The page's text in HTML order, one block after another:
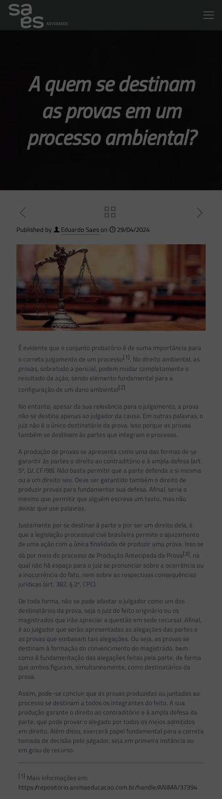
A quem se destinam
as provas em um
processo ambiental?
Published by Eduardo Saeson 29/04/2024
É evidente que o conjunto probatório é de suma importância para
o correto julgamento de um processo[1]. No direito ambiental, as
provas, sobretudo a pericial, podem mudar completamente o
resultado da ação, sendo elemento fundamental para a
configuração de um dano ambiental[2].
No entanto, apesar da sua relevância para o julgamento, a prova
não se destina apenas ao julgador da causa. Em outras palavras, o
juiz não é o único destinatário da prova. Isso porque as provas
também se destinam às partes que integram o processo.
A produção de provas se apresenta como uma das formas de se
garantir às partes o direito ao contraditório e à ampla defesa (art.
5º, LV, CF/88). Não basta permitir que a parte defenda a si mesma
ou a um direito seu. Deve ser garantido também o direito de
produzir provas para fundamentar sua defesa. Afinal, seria o
mesmo que permitir que alguém escreva um texto, mas não
deixar que use palavras.
Justamente por se destinar à parte e por ser um direito dela, é
que a legislação processual civil brasileira permite o ajuizamento
de uma ação com a única finalidade de produzir uma prova. Isso se
dá por meio do processo de Produção Antecipada da Prova[3], na
qual não há espaço para o juiz se pronunciar sobre a ocorrência ou
a inocorrência do fato, nem sobre as respectivas consequências
jurídicas (art. 382, § 2º, CPC).
De toda forma, não se pode afastar o julgador como um dos
destinatários da prova, seja o juiz do feito originário ou os
magistrados que irão apreciar a questão em sede recursal. Afinal,
é ao julgador que serão apresentadas as alegações das partes e
as provas que embasam tais alegações. Ou seja, as provas se
destinam à formação do convencimento do magistrado, bem
como à fundamentação das alegações feitas pela parte, de forma
que ambos figuram, simultaneamente, como destinatários da
prova.
Assim, pode-se concluir que as provas produzidas ou juntadas ao
processo se destinam a todos os integrantes do feito. A sua
produção garante o direito ao contraditório e à ampla defesa da
parte, que pode provar o alegado por todos os meios admitidos
em direito. Além disso, exercerá papel fundamental para a correta
tomada de decisão pelo julgador, seja em primeira instância ou
em grau de recurso.
[1] Mais informações em:
https://repositorio.animaeducacao.com.br/handle/ANIMA/37394